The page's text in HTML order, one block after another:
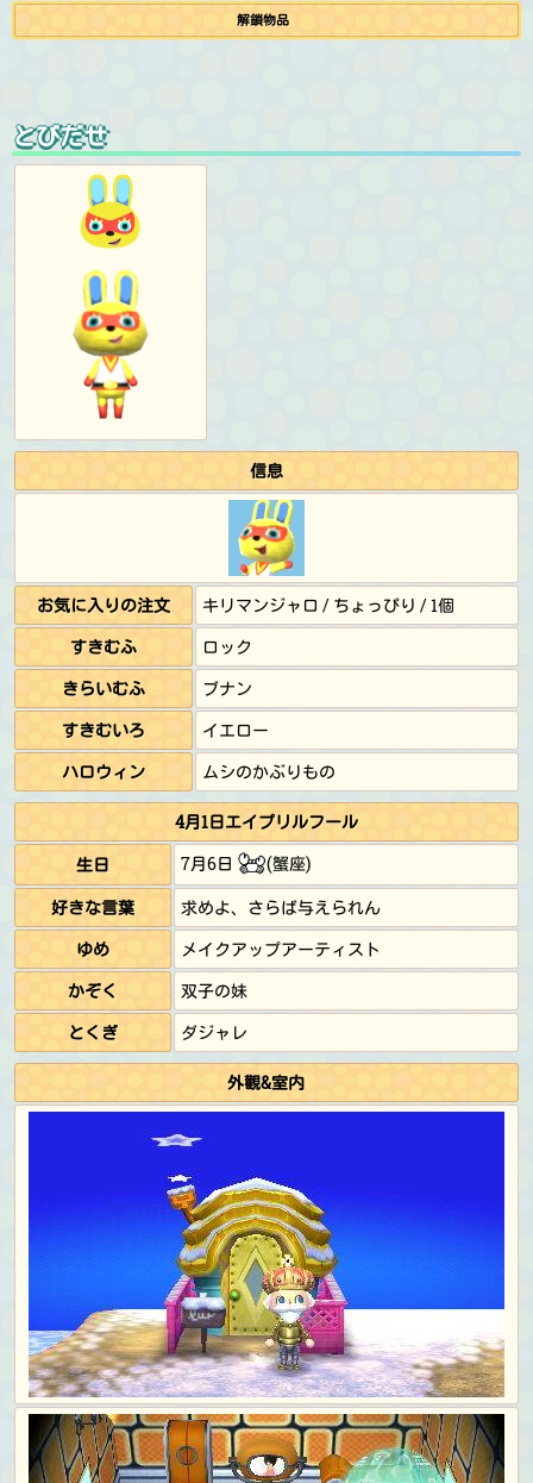
解鎖物品
とびだせ
信息
お気に入りの注文
キリマンジャロ / ちょっぴり / 1個
すきむふ
ロック
きらいむふ
ブナン
すきむいろ
イエロー
ハロウィン
ムシのかぶりもの
4月1日エイプリルフール
生日
7月6日
(蟹座)
好きな言葉
求めよ、さらば与えられん
ゆめ
メイクアップアーティスト
かぞく
双子の妹
とくぎ
ダジャレ
外觀&室内